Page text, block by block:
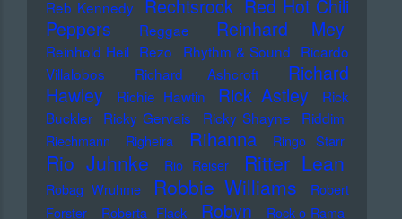
Reb Kennedy Rechtsrock Red Hot Chili
Peppers
Reggae Reinhard Mey
Reinhold Heil Rezo Rhythm & Sound Ricardo
Villalobos
Richard Ashcroft
Richard
Hawley
Richie Hawtin Rick Astley
Rick
Buckler
Ricky Gervais Ricky Shayne Riddim
Riechmann Righeira Rihanna Ringo Starr
Rio Juhnke Rio Reiser Ritter Lean
Robag Wruhme Robbie Williams
Robert
Forster
Roberta Flack Robyn Rock-o-Rama